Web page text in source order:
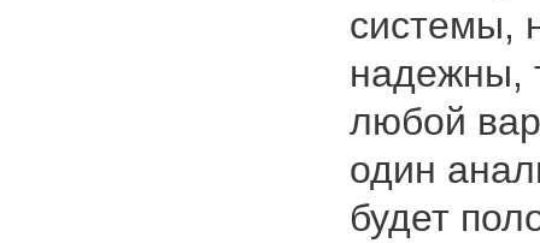
системы,
надежны,
любой
один
будет